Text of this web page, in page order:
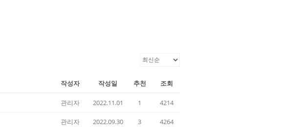
작성자 작성일 추천 조회
관리자 2022.11.01 1 4214
관리자 2022.09.30 3 4264